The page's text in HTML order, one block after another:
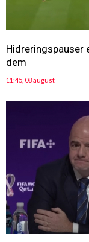
Hidreringspauser
dem
11:45, 08 august